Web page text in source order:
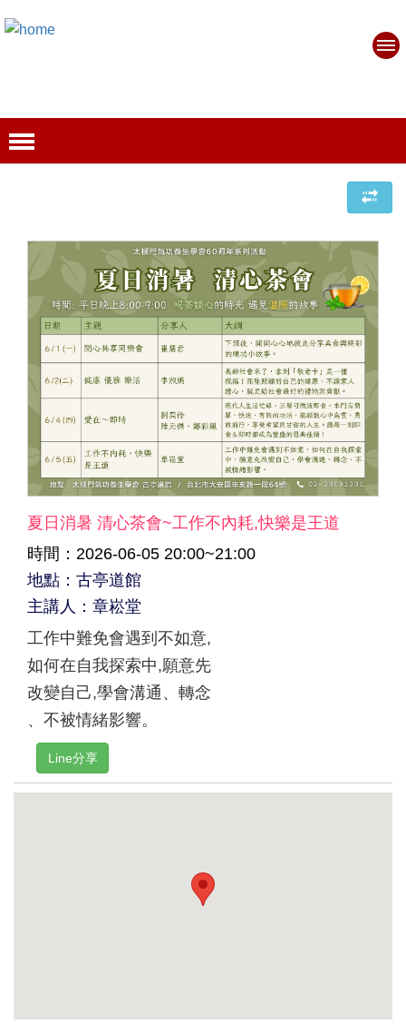
夏日消暑 清心茶會~工作不內耗,快樂是王道
時間：2026-06-05 20:00~21:00
地點：古亭道館
主講人：章崧堂
工作中難免會遇到不如意,
如何在自我探索中,願意先
改變自己,學會溝通、轉念
、不被情緒影響。
Line分享